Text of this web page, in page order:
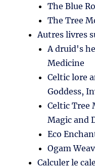
The Blue
The Tree
Autres livres
A druid's
Medicine
Celtic lore
Goddess,
Celtic Tree
Magic and
Eco
Ogam
Calculer le